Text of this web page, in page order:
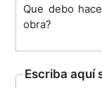
Que debo
obra?
Escriba aquí